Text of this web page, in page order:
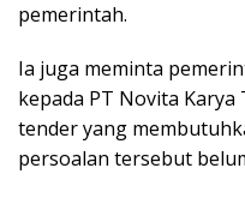
pemerintah.
Ia juga meminta
kepada PT Novita
tender yang
persoalan tersebut